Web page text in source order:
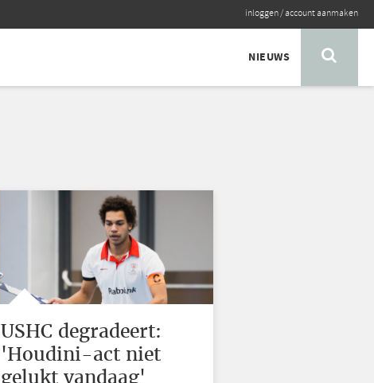
inloggen/account aanmaken
NIEUWS
USHC degradeert:
'Houdini-act niet
gelukt vandaag'